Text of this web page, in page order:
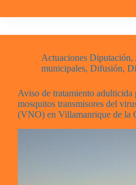
Actuaciones Diputación,
municipales, Difusión,
Aviso de tratamiento adulticida
mosquitos transmisores del
(VNO) en Villamanrique de la